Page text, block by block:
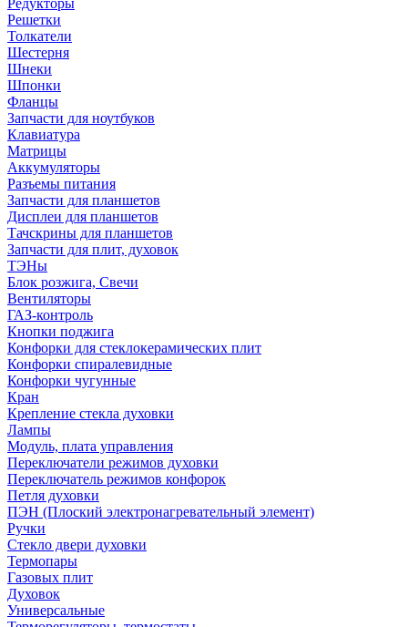
Редукторы
Решетки
Толкатели
Шестерня
Шнеки
Шпонки
Фланцы
Запчасти для ноутбуков
Клавиатура
Матрицы
Аккумуляторы
Разъемы питания
Запчасти для планшетов
Дисплеи для планшетов
Тачскрины для планшетов
Запчасти для плит, духовок
ТЭНы
Блок розжига, Свечи
Вентиляторы
ГАЗ-контроль
Кнопки поджига
Конфорки для стеклокерамических плит
Конфорки спиралевидные
Конфорки чугунные
Кран
Крепление стекла духовки
Лампы
Модуль, плата управления
Переключатели режимов духовки
Переключатель режимов конфорок
Петля духовки
ПЭН (Плоский электронагревательный элемент)
Ручки
Стекло двери духовки
Термопары
Газовых плит
Духовок
Универсальные